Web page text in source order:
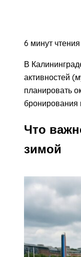
6 минут чтения
В
активностей
планировать
Что
зимой